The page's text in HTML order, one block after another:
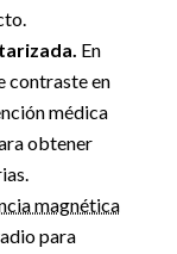
En
contraste en
médica
obtener
magnética
para